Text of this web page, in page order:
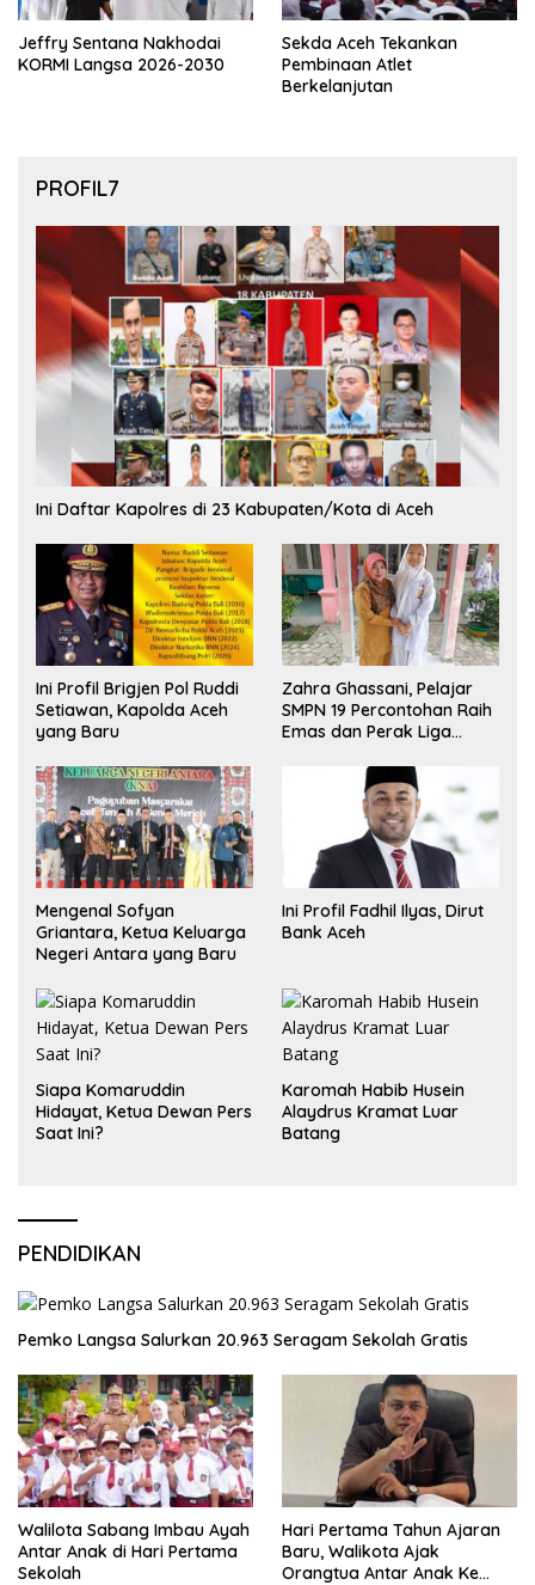
Jeffry Sentana Nakhodai
KORMI Langsa 2026-2030
Sekda Aceh Tekankan
Pembinaan Atlet
Berkelanjutan
PROFIL7
Ini Daftar Kapolres di 23 Kabupaten/Kota di Aceh
Ini Profil Brigjen Pol Ruddi
Setiawan, Kapolda Aceh
yang Baru
Zahra Ghassani, Pelajar
SMPN 19 Percontohan Raih
Emas dan Perak Liga
Mengenal Sofyan
Griantara, Ketua Keluarga
Negeri Antara yang Baru
Ini Profil Fadhil Ilyas, Dirut
Bank Aceh
Siapa Komaruddin
Hidayat, Ketua Dewan Pers
Saat Ini?
Karomah Habib Husein
Alaydrus Kramat Luar
Batang
PENDIDIKAN
Pemko Langsa Salurkan 20.963 Seragam Sekolah Gratis
Walilota Sabang Imbau Ayah
Antar Anak di Hari Pertama
Sekolah
Hari Pertama Tahun Ajaran
Baru, Walikota Ajak
Orangtua Antar Anak Ke